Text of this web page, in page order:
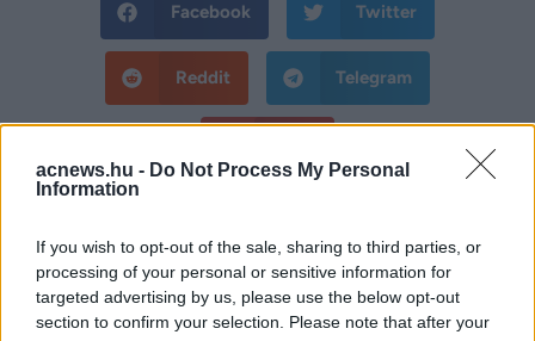
acnews.hu - Do Not Process My Personal
Information
If you wish to opt-out of the sale, sharing to third parties, or
processing of your personal or sensitive information for
targeted advertising by us, please use the below opt-out
section to confirm your selection. Please note that after your
Facebook Twitter
Reddit Telegram
Hirdetés